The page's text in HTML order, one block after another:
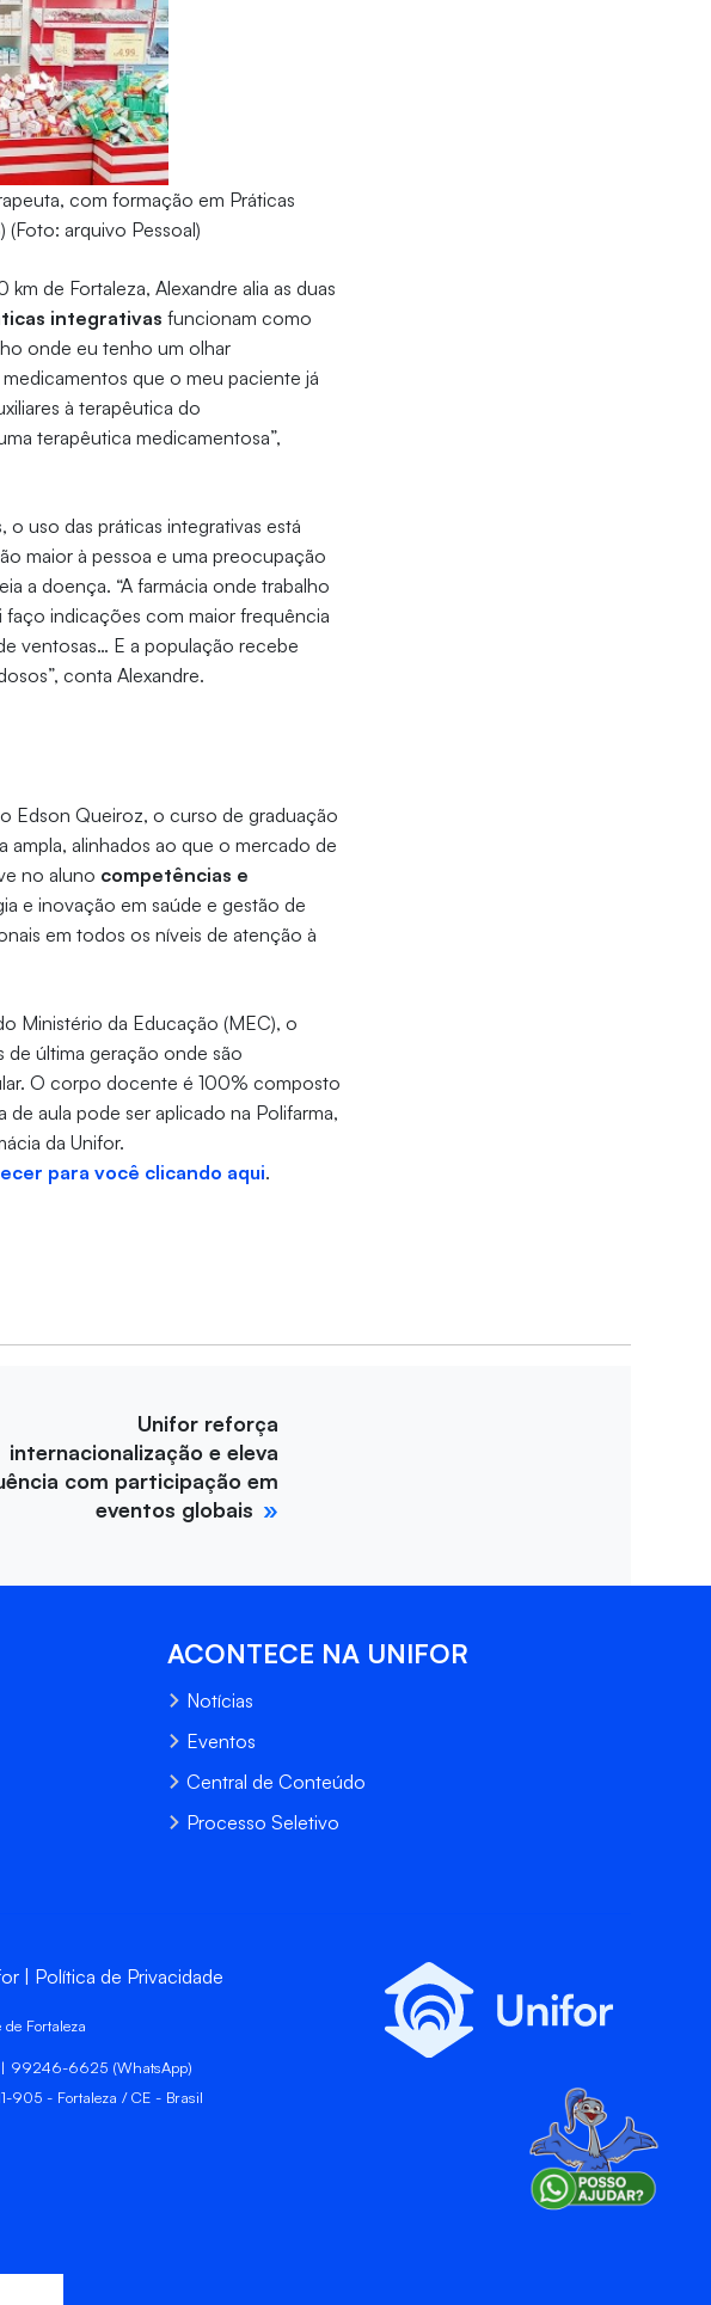
com formação em Práticas
(Foto: arquivo Pessoal)
de Fortaleza, Alexandre alia as duas
integrativasfuncionam como
onde eu tenho um olhar
que o meu paciente já
à terapêutica do
terapêutica medicamentosa”,
uso das práticas integrativas está
maior à pessoa e uma preocupação
a doença. “A farmácia onde trabalho
faço indicações com maior frequência
ventosas… E a população recebe
conta Alexandre.
Edson Queiroz, o curso de graduação
ampla, alinhados ao que o mercado de
no aluno competências e
e inovação em saúde e gestão de
em todos os níveis de atenção à
Ministério da Educação (MEC), o
última geração onde são
O corpo docente é 100% composto
aula pode ser aplicado na Polifarma,
da Unifor.
para você clicando aqui.
Unifor reforça
internacionalização e eleva
com participação em
eventos globais
ACONTECE NA UNIFOR
Notícias
Eventos
Central de Conteúdo
Processo Seletivo
Política de Privacidade
Fortaleza
99246-6625 (WhatsApp)
905 - Fortaleza / CE - Brasil